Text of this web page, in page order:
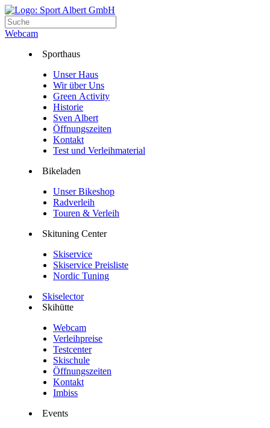
Webcam
Sporthaus
Unser Haus
Wir über Uns
Green Activity
Historie
Sven Albert
Öffnungszeiten
Kontakt
Test und Verleihmaterial
Bikeladen
Unser Bikeshop
Radverleih
Touren & Verleih
Skituning Center
Skiservice
Skiservice Preisliste
Nordic Tuning
Skiselector
Skihütte
Webcam
Verleihpreise
Testcenter
Skischule
Öffnungszeiten
Kontakt
Imbiss
Events